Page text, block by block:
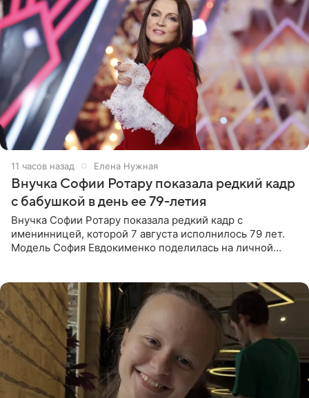
11 часов назад Елена Нужная
Внучка Софии Ротару показала редкий кадр
с бабушкой в день ее 79-летия
Внучка Софии Ротару показала редкий кадр с
именинницей, которой 7 августа исполнилось 79 лет.
Модель София Евдокименко поделилась на личной